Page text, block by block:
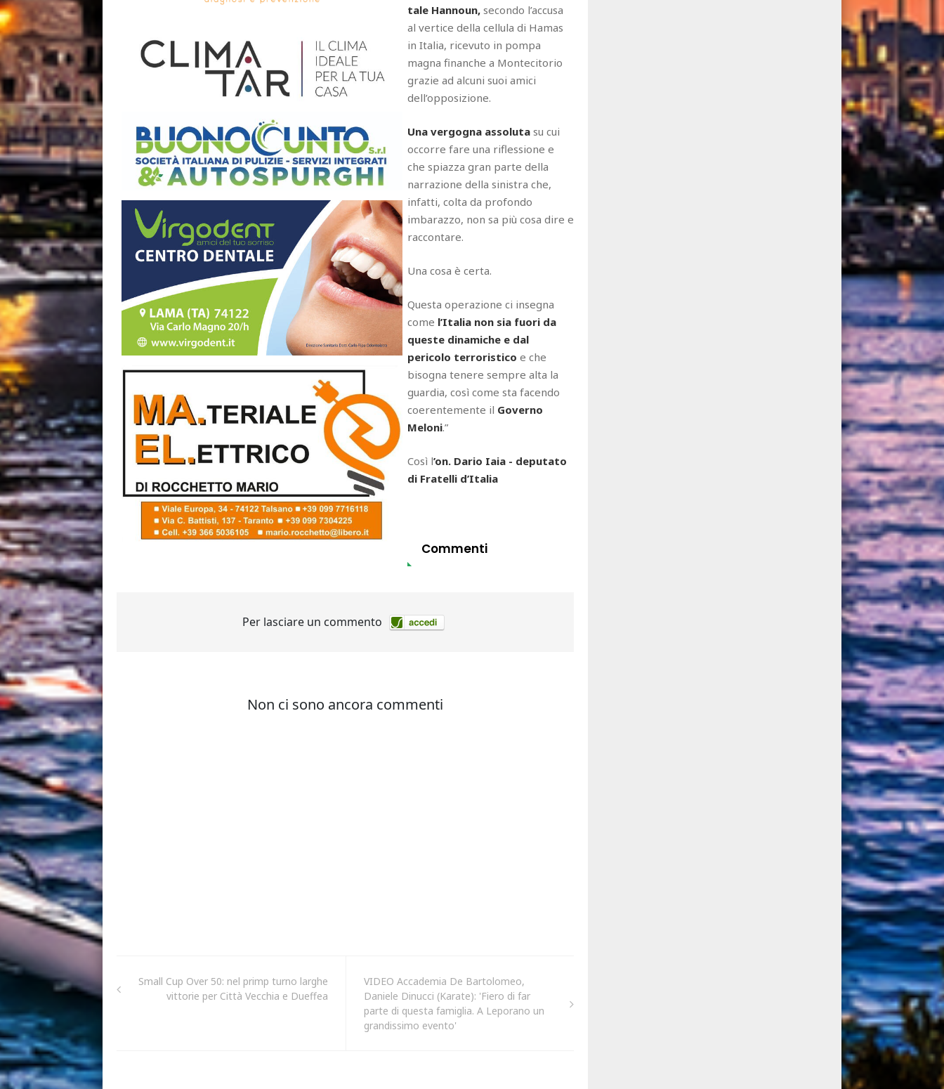
tale Hannoun, secondo l’accusa
al vertice della cellula di Hamas
in Italia, ricevuto in pompa
magna finanche a Montecitorio
grazie ad alcuni suoi amici
dell’opposizione.
Una vergogna assoluta su cui
occorre fare una riflessione e
che spiazza gran parte della
narrazione della sinistra che,
infatti, colta da profondo
imbarazzo, non sa più cosa dire e
raccontare.
Una cosa è certa.
Questa operazione ci insegna
come l’Italia non sia fuori da
queste dinamiche e dal
pericolo terroristico e che
bisogna tenere sempre alta la
guardia, così come sta facendo
coerentemente il Governo
Meloni.”
Così l’on. Dario Iaia - deputato
di Fratelli d’Italia
Commenti
Small Cup Over 50: nel primp turno larghe
vittorie per Città Vecchia e Dueffea
VIDEO Accademia De Bartolomeo,
Daniele Dinucci (Karate): 'Fiero di far
parte di questa famiglia. A Leporano un
grandissimo evento'